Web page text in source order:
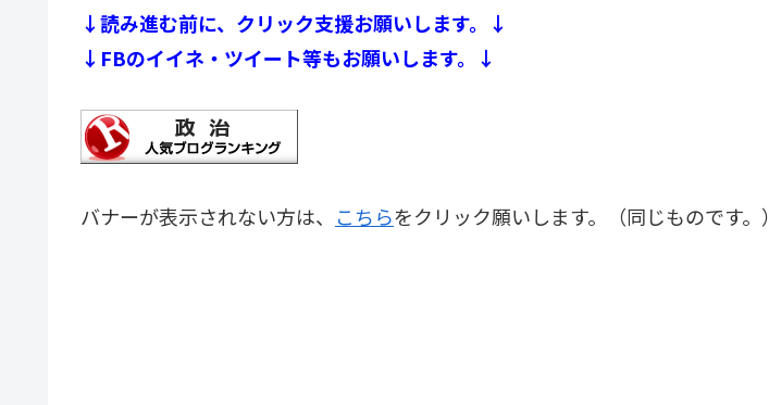
↓読み進む前に、クリック支援お願いします。↓
↓FBのイイネ・ツイート等もお願いします。↓
バナーが表示されない方は、 こちらをクリック願いします。（同じものです。）